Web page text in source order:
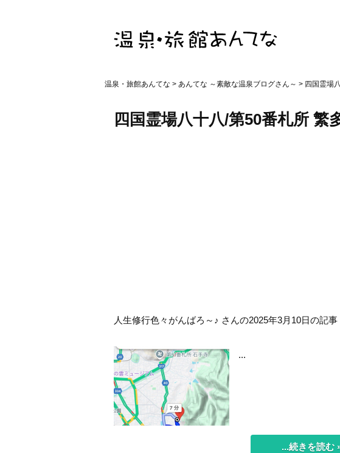
温泉・旅館あんてな > あんてな ～素敵な温泉ブログさん～ > 四国霊場
四国霊場八十八/第50番札所 繁
人生修行色々がんばろ～♪ さんの2025年3月10日の記事
...
...続きを読む